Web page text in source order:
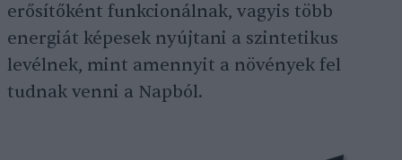
erősítőként funkcionálnak, vagyis több
energiát képesek nyújtani a szintetikus
levélnek, mint amennyit a növények fel
tudnak venni a Napból.